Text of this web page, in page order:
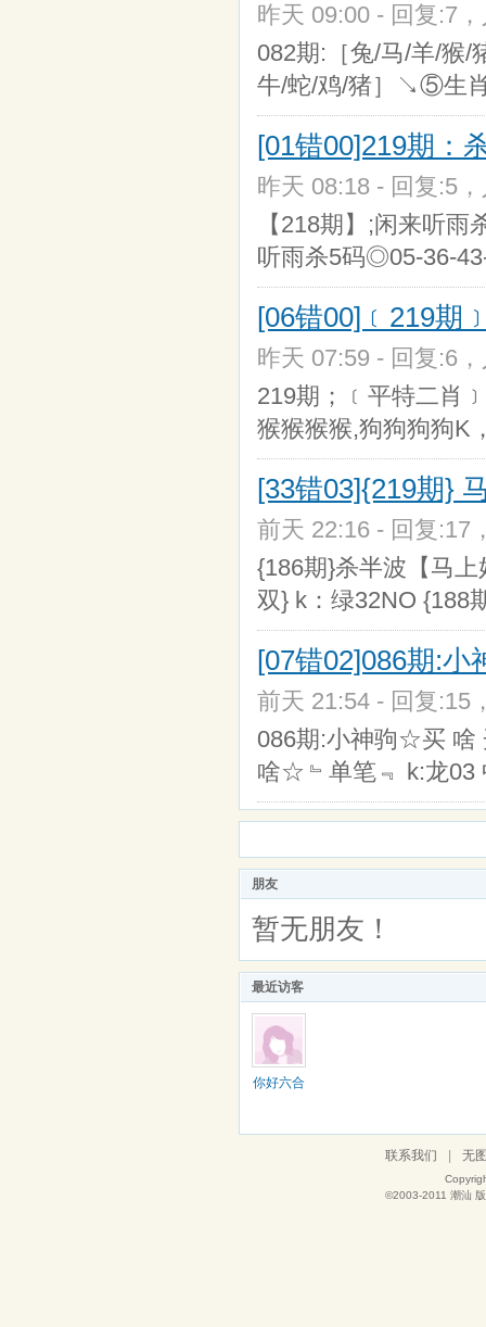
昨天 09:00 - 回复:7
082期:［兔/马/羊/猴
牛/蛇/鸡/猪］↘⑤生
[01错00]219期：
昨天 08:18 - 回复:5
【218期】;闲来听
听雨杀5码◎05-36-
[06错00]﹝219期
昨天 07:59 - 回复:6
219期；﹝平特二肖
猴猴猴猴,狗狗狗狗K
[33错03]{219期}
前天 22:16 - 回复:17
{186期}杀半波【马
双} k：绿32NO {188
[07错02]086期:小
前天 21:54 - 回复:15
086期:小神驹☆买 啥
啥☆﹄单笔﹃ k:龙03
朋友
暂无朋友！
最近访客
你好六合
联系我们 无
©2003-2011 潮汕